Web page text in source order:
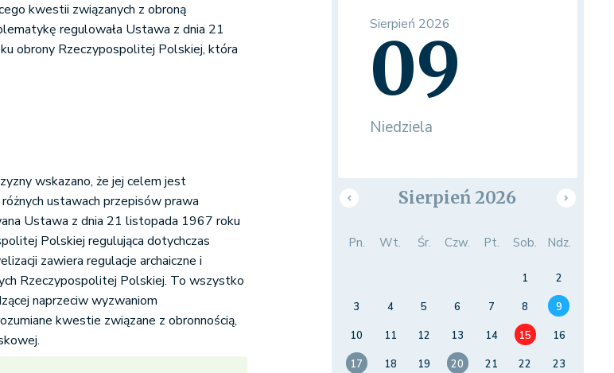
kwestii związanych z obroną
regulowała Ustawa z dnia 21
obrony Rzeczypospolitej Polskiej, która
wskazano, że jej celem jest
ustawach przepisów prawa
Ustawa z dnia 21 listopada 1967 roku
Polskiej regulująca dotychczas
zawiera regulacje archaiczne i
Rzeczypospolitej Polskiej. To wszystko
naprzeciw wyzwaniom
kwestie związane z obronnością,
Sierpień 2026
09
Niedziela
Sierpień 2026
Pn. Wt. Śr. Czw. Pt. Sob. Ndz.
1
2
3
4 5 6 7 8
9
10
11 12 13 14 15
16
17
18 19 20 21 22
23